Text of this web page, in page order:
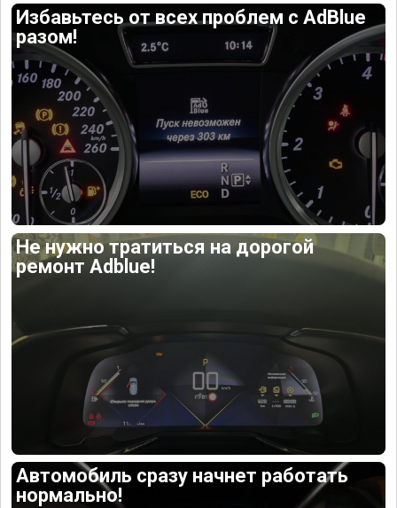
Избавьтесь от всех проблем с AdBlue
разом!
Не нужно тратиться на дорогой
ремонт Adblue!
Автомобиль сразу начнет работать
нормально!